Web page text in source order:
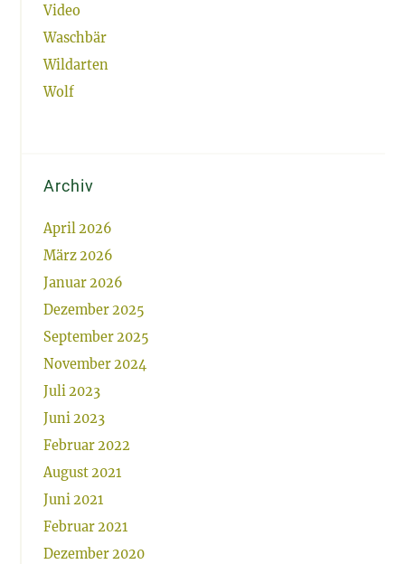
Video
Waschbär
Wildarten
Wolf
Archiv
April 2026
März 2026
Januar 2026
Dezember 2025
September 2025
November 2024
Juli 2023
Juni 2023
Februar 2022
August 2021
Juni 2021
Februar 2021
Dezember 2020